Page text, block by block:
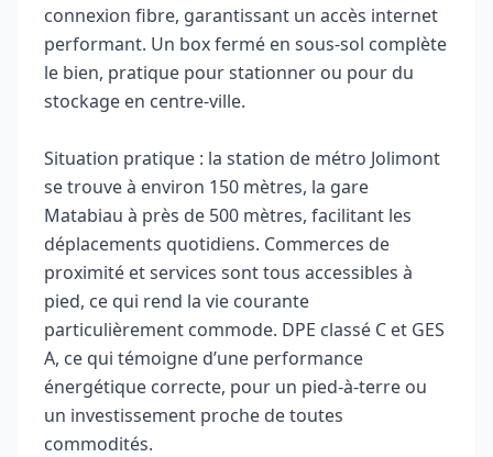
connexion fibre, garantissant un accès internet
performant. Un box fermé en sous-sol complète
le bien, pratique pour stationner ou pour du
stockage en centre-ville.
Situation pratique : la station de métro Jolimont
se trouve à environ 150 mètres, la gare
Matabiau à près de 500 mètres, facilitant les
déplacements quotidiens. Commerces de
proximité et services sont tous accessibles à
pied, ce qui rend la vie courante
particulièrement commode. DPE classé C et GES
A, ce qui témoigne d’une performance
énergétique correcte, pour un pied-à-terre ou
un investissement proche de toutes
commodités.